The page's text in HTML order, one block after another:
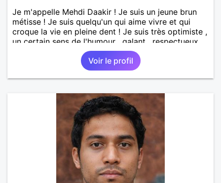
Je m'appelle Mehdi Daakir ! Je suis un jeune brun
métisse ! Je suis quelqu'un qui aime vivre et qui
croque la vie en pleine dent ! Je suis très optimiste ,
un certain sens de l'humour , galant , respectueux
mais parfois un peu maladroit et timide ! Je
recherche de nouvelles rencontres et plus si
affinités ! Qui ne tente rien n'a rien !
Voir le profil